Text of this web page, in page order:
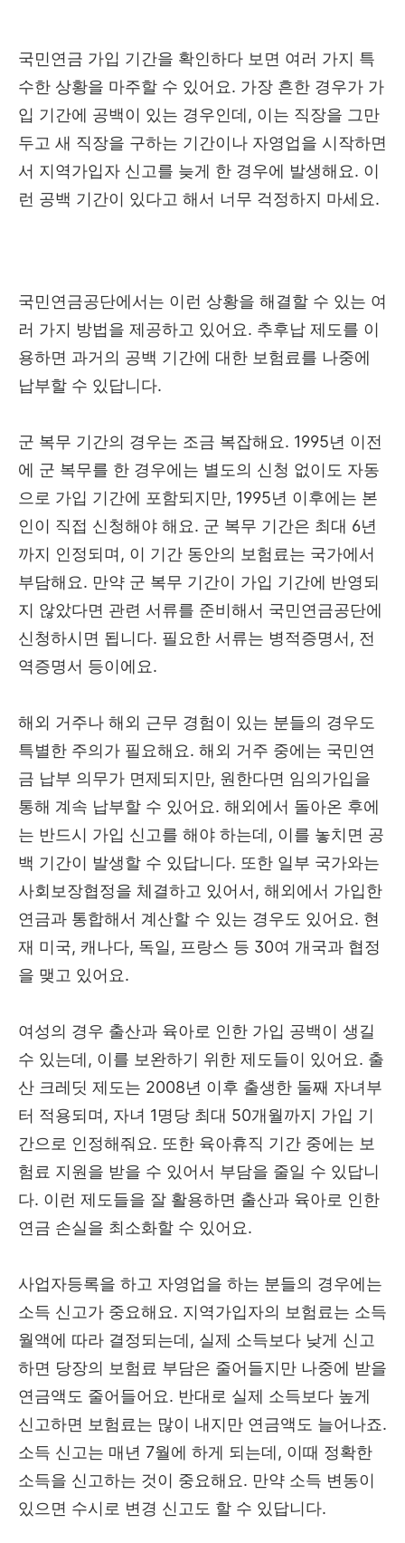
국민연금 가입 기간을 확인하다 보면 여러 가지 특
수한 상황을 마주할 수 있어요. 가장 흔한 경우가 가
입 기간에 공백이 있는 경우인데, 이는 직장을 그만
두고 새 직장을 구하는 기간이나 자영업을 시작하면
서 지역가입자 신고를 늦게 한 경우에 발생해요. 이
런 공백 기간이 있다고 해서 너무 걱정하지 마세요.
국민연금공단에서는 이런 상황을 해결할 수 있는 여
러 가지 방법을 제공하고 있어요. 추후납 제도를 이
용하면 과거의 공백 기간에 대한 보험료를 나중에
납부할 수 있답니다.
군 복무 기간의 경우는 조금 복잡해요. 1995년 이전
에 군 복무를 한 경우에는 별도의 신청 없이도 자동
으로 가입 기간에 포함되지만, 1995년 이후에는 본
인이 직접 신청해야 해요. 군 복무 기간은 최대 6년
까지 인정되며, 이 기간 동안의 보험료는 국가에서
부담해요. 만약 군 복무 기간이 가입 기간에 반영되
지 않았다면 관련 서류를 준비해서 국민연금공단에
신청하시면 됩니다. 필요한 서류는 병적증명서, 전
역증명서 등이에요.
해외 거주나 해외 근무 경험이 있는 분들의 경우도
특별한 주의가 필요해요. 해외 거주 중에는 국민연
금 납부 의무가 면제되지만, 원한다면 임의가입을
통해 계속 납부할 수 있어요. 해외에서 돌아온 후에
는 반드시 가입 신고를 해야 하는데, 이를 놓치면 공
백 기간이 발생할 수 있답니다. 또한 일부 국가와는
사회보장협정을 체결하고 있어서, 해외에서 가입한
연금과 통합해서 계산할 수 있는 경우도 있어요. 현
재 미국, 캐나다, 독일, 프랑스 등 30여 개국과 협정
을 맺고 있어요.
여성의 경우 출산과 육아로 인한 가입 공백이 생길
수 있는데, 이를 보완하기 위한 제도들이 있어요. 출
산 크레딧 제도는 2008년 이후 출생한 둘째 자녀부
터 적용되며, 자녀 1명당 최대 50개월까지 가입 기
간으로 인정해줘요. 또한 육아휴직 기간 중에는 보
험료 지원을 받을 수 있어서 부담을 줄일 수 있답니
다. 이런 제도들을 잘 활용하면 출산과 육아로 인한
연금 손실을 최소화할 수 있어요.
사업자등록을 하고 자영업을 하는 분들의 경우에는
소득 신고가 중요해요. 지역가입자의 보험료는 소득
월액에 따라 결정되는데, 실제 소득보다 낮게 신고
하면 당장의 보험료 부담은 줄어들지만 나중에 받을
연금액도 줄어들어요. 반대로 실제 소득보다 높게
신고하면 보험료는 많이 내지만 연금액도 늘어나죠.
소득 신고는 매년 7월에 하게 되는데, 이때 정확한
소득을 신고하는 것이 중요해요. 만약 소득 변동이
있으면 수시로 변경 신고도 할 수 있답니다.